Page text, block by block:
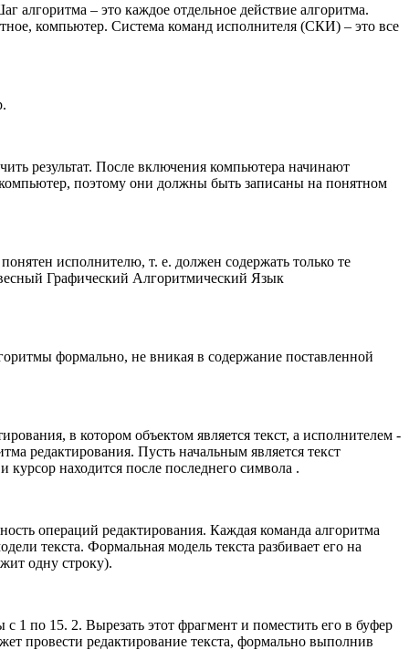
алгоритма – это каждое отдельное действие алгоритма.
компьютер. Система команд исполнителя (СКИ) – это все
результат. После включения компьютера начинают
поэтому они должны быть записаны на понятном
исполнителю, т. е. должен содержать только те
Графический Алгоритмический Язык
формально, не вникая в содержание поставленной
в котором объектом является текст, а исполнителем -
редактирования. Пусть начальным является текст
находится после последнего символа .
операций редактирования. Каждая команда алгоритма
текста. Формальная модель текста разбивает его на
одну строку).
1 по 15. 2. Вырезать этот фрагмент и поместить его в буфер
провести редактирование текста, формально выполнив